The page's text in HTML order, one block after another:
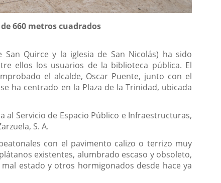
660 metros cuadrados
Quirce y la iglesia de San Nicolás) ha sido
ellos los usuarios de la biblioteca pública. El
el alcalde, Oscar Puente, junto con el
ha centrado en la Plaza de la Trinidad, ubicada
Servicio de Espacio Público e Infraestructuras,
S. A.
con el pavimento calizo o terrizo muy
existentes, alumbrado escaso y obsoleto,
estado y otros hormigonados desde hace ya